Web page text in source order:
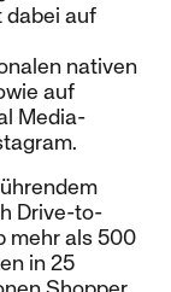
dabei auf
nativen
auf
Media-
Drive-to-
mehr als 500
in 25